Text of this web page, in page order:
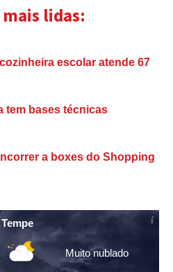
lidas:
escolar atende 67
tem bases técnicas
a boxes do Shopping
Tempe
Muito nublado